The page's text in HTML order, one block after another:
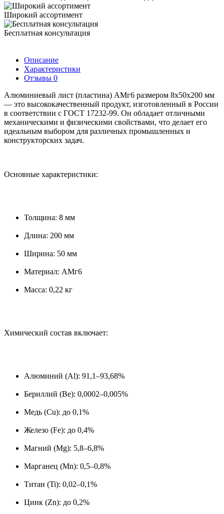
Широкий ассортимент
Бесплатная консультация
Описание
Характеристики
Отзывы 0
Алюминиевый лист (пластина) АМг6 размером 8х50х200 мм
— это высококачественный продукт, изготовленный в России
в соответствии с ГОСТ 17232-99. Он обладает отличными
механическими и физическими свойствами, что делает его
идеальным выбором для различных промышленных и
конструкторских задач.
Основные характеристики:
Толщина: 8 мм
Длина: 200 мм
Ширина: 50 мм
Материал: АМг6
Масса: 0,22 кг
Химический состав включает:
Алюминий (Al): 91,1–93,68%
Бериллий (Be): 0,0002–0,005%
Медь (Cu): до 0,1%
Железо (Fe): до 0,4%
Магний (Mg): 5,8–6,8%
Марганец (Mn): 0,5–0,8%
Титан (Ti): 0,02–0,1%
Цинк (Zn): до 0,2%